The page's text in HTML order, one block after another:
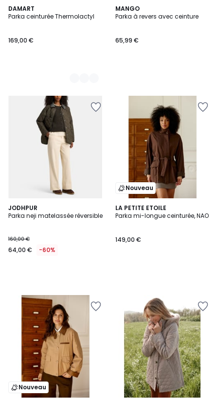
DAMART
Parka ceinturée Thermolactyl
169,00 €
2
Couleurs
MANGO
Parka à revers avec ceinture
65,99 €
JODHPUR
Parka neji matelassée réversible
160,00 €
64,00 € -60%
Nouveau
LA PETITE ETOILE
Parka mi-longue ceinturée, NAO
149,00 €
Nouveau